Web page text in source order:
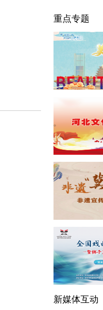
重点专题
新媒体互动